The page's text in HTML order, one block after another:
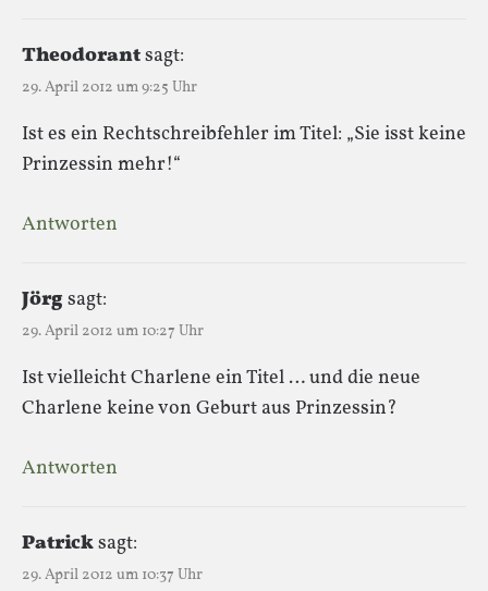
Theodorantsagt:
29. April 2012 um 9:25 Uhr
Ist es ein Rechtschreibfehler im Titel: „Sie isst keine
Prinzessin mehr!“
Antworten
Jörgsagt:
29. April 2012 um 10:27 Uhr
Ist vielleicht Charlene ein Titel … und die neue
Charlene keine von Geburt aus Prinzessin?
Antworten
Patricksagt:
29. April 2012 um 10:37 Uhr